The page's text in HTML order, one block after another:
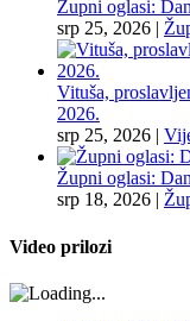
Župni oglasi:
srp 25, 2026 |
Vituša,
2026.
srp 25, 2026 |
Župni oglasi:
srp 18, 2026 |
Video prilozi